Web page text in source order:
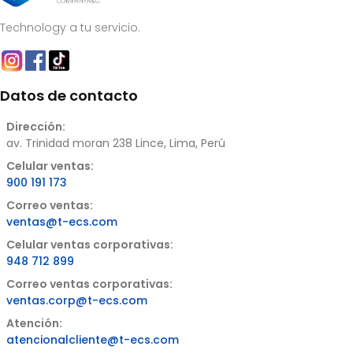
Technology a tu servicio.
Datos de contacto
Dirección:
av. Trinidad moran 238 Lince, Lima, Perú
Celular ventas:
900 191 173
Correo ventas:
ventas@t-ecs.com
Celular ventas corporativas:
948 712 899
Correo ventas corporativas:
ventas.corp@t-ecs.com
Atención:
atencionalcliente@t-ecs.com